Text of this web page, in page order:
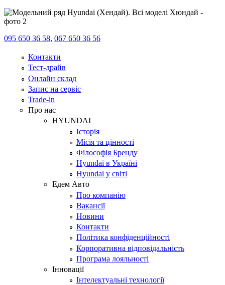
095 650 36 58, 067 650 36 56
Контакти
Тест-драйв
Онлайн склад
Запис на сервіс
Trade-in
Про нас
HYUNDAI
Історія
Місія та цінності
Філософія Бренду
Hyundai в Україні
Hyundai у світі
Едем Авто
Про компанію
Вакансії
Новини
Контакти
Політика конфіденційності
Корпоративна відповідальність
Програма лояльності
Інновації
Інтелектуальні технології